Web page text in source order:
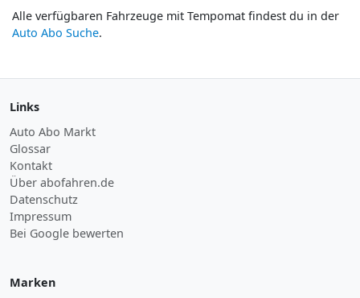
Alle verfügbaren Fahrzeuge mit Tempomat findest du in der
Auto Abo Suche.
Links
Auto Abo Markt
Glossar
Kontakt
Über abofahren.de
Datenschutz
Impressum
Bei Google bewerten
Marken